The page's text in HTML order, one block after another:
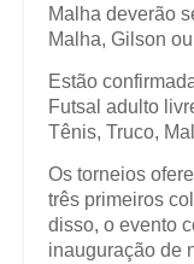
Malha deverão
Malha, Gilson
Estão
Futsal adulto
Tênis, Truco,
Os torneios
três primeiros
disso, o evento
inauguração de